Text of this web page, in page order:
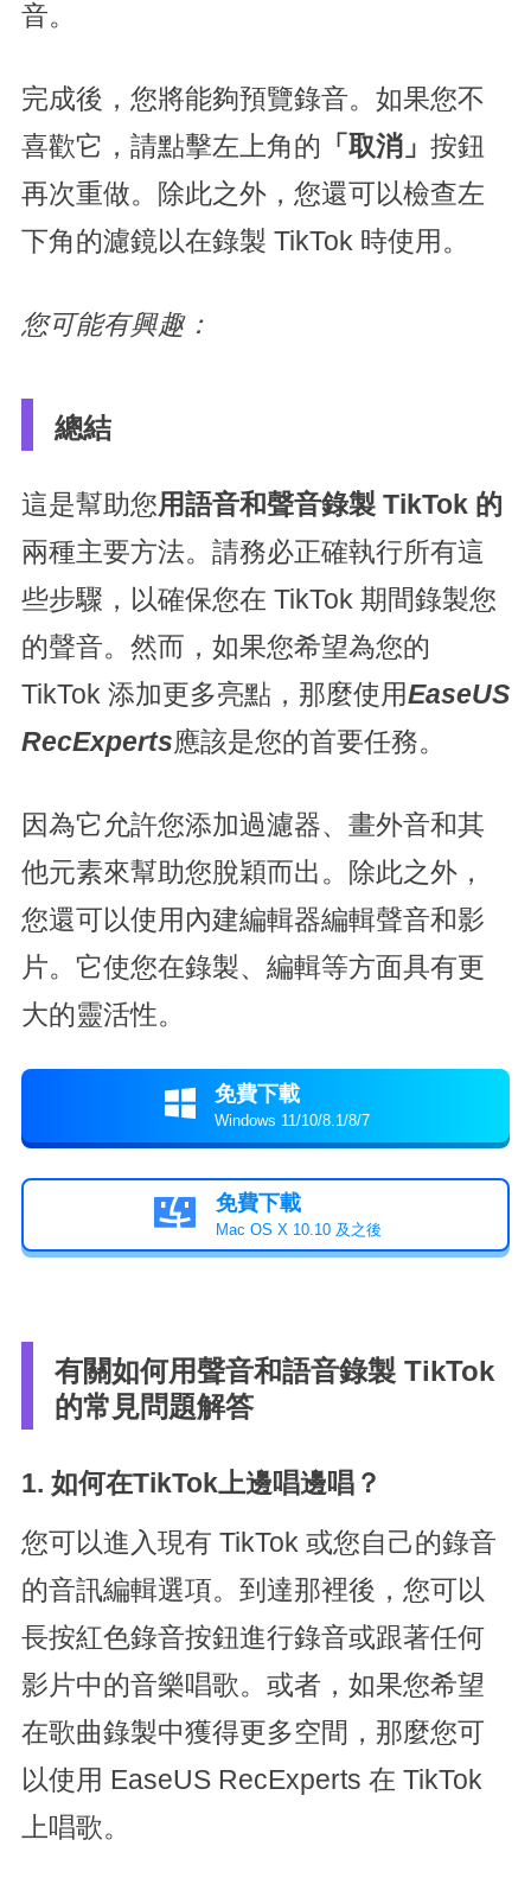
音。
完成後，您將能夠預覽錄音。如果您不
喜歡它，請點擊左上角的 「取消」 按鈕
再次重做。除此之外，您還可以檢查左
下角的濾鏡以在錄製 TikTok 時使用。
您可能有興趣：
總結
這是幫助您用語音和聲音錄製 TikTok 的
兩種主要方法。請務必正確執行所有這
些步驟，以確保您在 TikTok 期間錄製您
的聲音。然而，如果您希望為您的
TikTok 添加更多亮點，那麼使用EaseUS
RecExperts應該是您的首要任務。
因為它允許您添加過濾器、畫外音和其
他元素來幫助您脫穎而出。除此之外，
您還可以使用內建編輯器編輯聲音和影
片。它使您在錄製、編輯等方面具有更
大的靈活性。
 免費下載
Windows 11/10/8.1/8/7
 免費下載
Mac OS X 10.10 及之後
有關如何用聲音和語音錄製 TikTok
的常見問題解答
1. 如何在TikTok上邊唱邊唱？
您可以進入現有 TikTok 或您自己的錄音
的音訊編輯選項。到達那裡後，您可以
長按紅色錄音按鈕進行錄音或跟著任何
影片中的音樂唱歌。或者，如果您希望
在歌曲錄製中獲得更多空間，那麼您可
以使用 EaseUS RecExperts 在 TikTok
上唱歌。